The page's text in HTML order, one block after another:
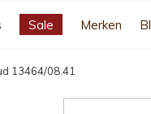
Sale Merken
13464/08.41